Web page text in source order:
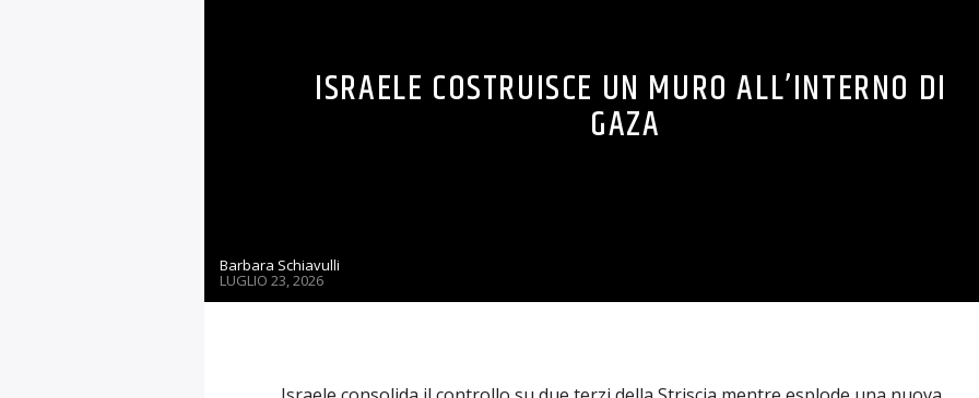
ISRAELE COSTRUISCE UN MURO ALL’INTERNO DI
GAZA
Barbara Schiavulli
LUGLIO 23, 2026